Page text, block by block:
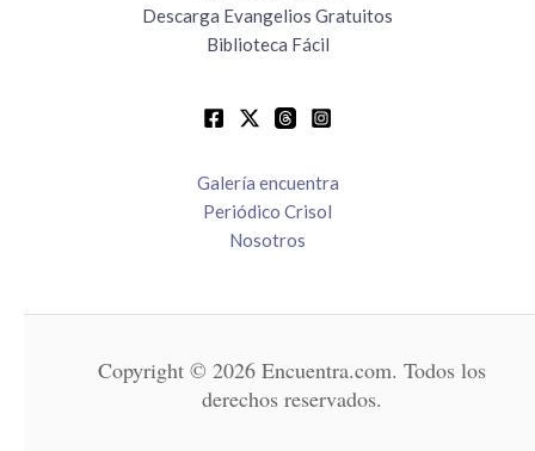
Descarga Evangelios Gratuitos
Biblioteca Fácil
Galería encuentra
Periódico Crisol
Nosotros
Copyright © 2026 Encuentra.com. Todos los
derechos reservados.